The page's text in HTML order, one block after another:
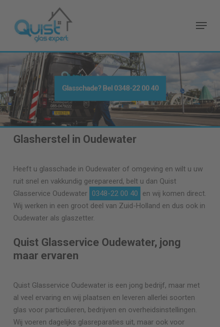
main
Menu
Glasschade? Bel 0348-22 00 40
Glasherstel in Oudewater
Heeft u glasschade in Oudewater of omgeving en wilt u uw
ruit snel en vakkundig gerepareerd, belt u dan Quist
Glasservice Oudewater 0348-22 00 40
en wij komen direct.
Wij werken in een groot deel van Zuid-Holland en dus ook in
Oudewater als glaszetter.
Quist Glasservice Oudewater, jong
maar ervaren
Quist Glasservice Oudewater is een jong bedrijf, maar met
al veel ervaring en wij plaatsen en leveren allerlei soorten
glas voor particulieren, bedrijven en overheidsinstellingen.
Wij voeren dagelijks glasreparaties uit, maar ook voor